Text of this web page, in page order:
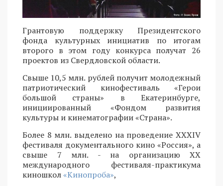
Грантовую поддержку Президентского
фонда культурных инициатив по итогам
второго в этом году конкурса получат 26
проектов из Свердловской области.
Свыше 10,5 млн. рублей получит молодежный
патриотический кинофестиваль «Герои
большой страны» в Екатеринбурге,
инициированный «Фондом развития
культуры и кинематографии «Страна».
Более 8 млн. выделено на проведение XXXIV
фестиваля документального кино «Россия», а
свыше 7 млн. - на организацию XX
международного фестиваля-практикума
киношкол«Кинопроба»,